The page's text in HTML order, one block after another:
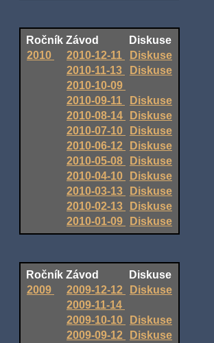
Ročník Závod
Diskuse
2010
2010-12-11
Diskuse
2010-11-13
Diskuse
2010-10-09
2010-09-11
Diskuse
2010-08-14
Diskuse
2010-07-10
Diskuse
2010-06-12
Diskuse
2010-05-08
Diskuse
2010-04-10
Diskuse
2010-03-13
Diskuse
2010-02-13
Diskuse
2010-01-09
Diskuse
Ročník Závod
Diskuse
2009
2009-12-12
Diskuse
2009-11-14
2009-10-10
Diskuse
2009-09-12
Diskuse